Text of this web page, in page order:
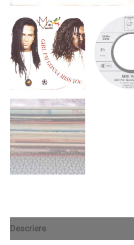
Descriere